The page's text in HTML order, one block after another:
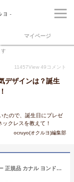
マイページ
す
11457View 49 コメント
デザインは？誕生
たので、誕生日にプレゼ
クレスを教えて！
ocruyo(オクルヨ)編集部
【リボン済＆紙袋】4°c ネックレス ヨンドシー 正規品 カナル ヨンドシー 正規品 canal 4℃ レディース 馬蹄モチーフネックレス 4ドシー 4度 4c ペンダント ジュエリー アクセサリー キュービックジルコニア シルバー素材 祝い 喜ばれるギフト